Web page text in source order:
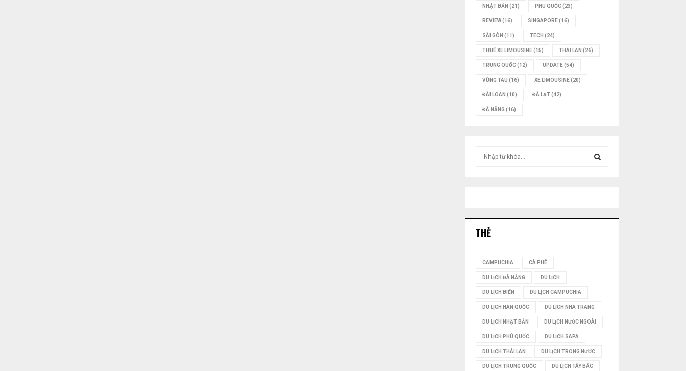
NHẬT BẢN (21) PHÚ QUỐC(23)
REVIEW(16) SINGAPORE(16)
SÀI GÒN (11) TECH (24)
THUÊ XE LIMOUSINE(15) THÁI LAN (26)
TRUNG QUỐC(12) UPDATE(54)
VŨNG TÀU (16) XE LIMOUSINE(20)
ĐÀI LOAN (10) ĐÀ LẠT(42)
ĐÀ NẴNG (16)
M
THẺ
CAMPUCHIA CÀ PHÊ
DU LỊCH ĐÀ NẴNG DU LỊCH
DU LỊCH BIỂN DU LỊCH CAMPUCHIA
DU LỊCH HÀN QUỐC DU LỊCH NHA TRANG
DU LỊCH NHẬT BẢN DU LỊCH NƯỚC NGOÀI
DU LỊCH PHÚ QUỐC DU LỊCH SAPA
DU LỊCH THÁI LAN DU LỊCH TRONG NƯỚC
DU LỊCH TRUNG QUỐC DU LỊCH TÂY BẮC